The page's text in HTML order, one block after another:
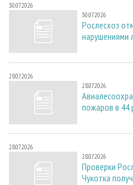
30.07.2026
30.07.2026
Рослесхоз
нарушениями
28.07.2026
28.07.2026
пожаров в 44
28.07.2026
28.07.2026
Проверки
Чукотка